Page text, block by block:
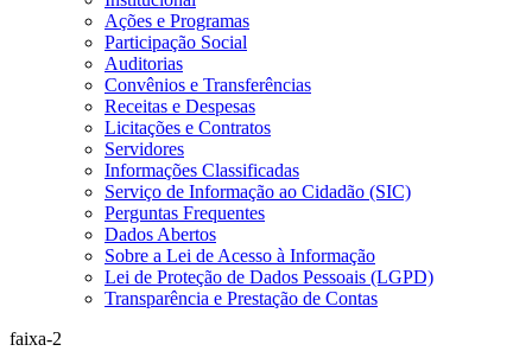
Ações e Programas
Participação Social
Auditorias
Convênios e Transferências
Receitas e Despesas
Licitações e Contratos
Servidores
Informações Classificadas
Serviço de Informação ao Cidadão (SIC)
Perguntas Frequentes
Dados Abertos
Sobre a Lei de Acesso à Informação
Lei de Proteção de Dados Pessoais (LGPD)
Transparência e Prestação de Contas
faixa-2